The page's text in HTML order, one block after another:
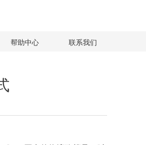
帮助中心 联系我们